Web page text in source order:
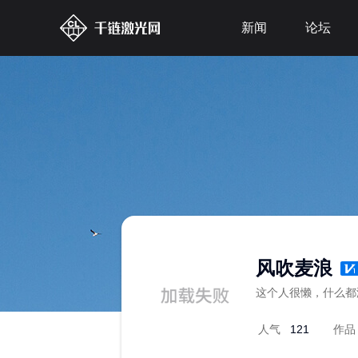
新闻 论坛
风吹麦浪
这个人很懒，什么
人气 121 作品